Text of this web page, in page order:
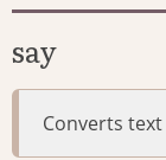
say
Converts